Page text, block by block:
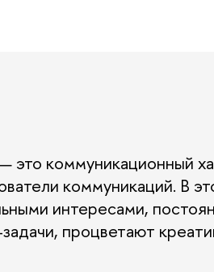
коммуникационный
коммуникаций.
интересами,
процветают